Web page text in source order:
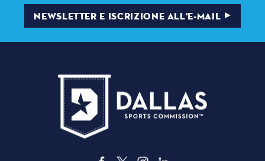
NEWSLETTER E ISCRIZIONE ALL'E-MAIL